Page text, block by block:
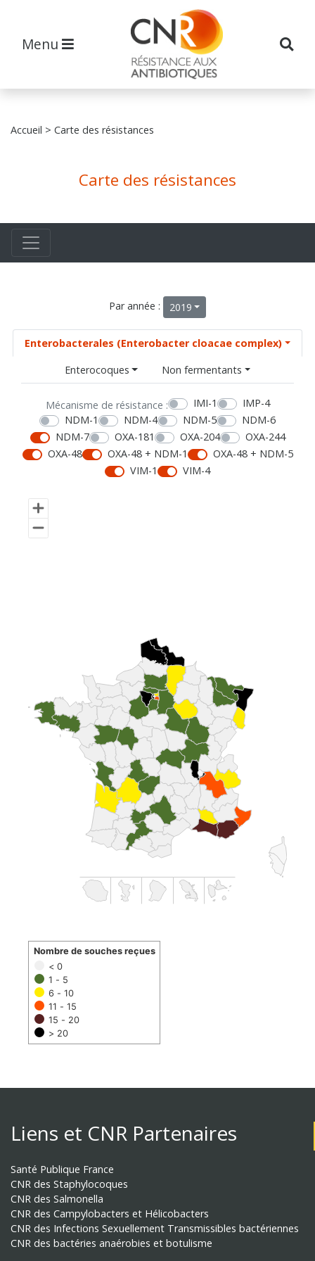
Menu
Accueil > Carte des résistances
Carte des résistances
Par année : 2019
Enterobacterales (Enterobacter cloacae complex)
Enterocoques
Non fermentants
Mécanisme de résistance : IMI-1
IMP-4
NDM-1
NDM-4 NDM-5
NDM-6
NDM-7
OXA-181 OXA-204
OXA-244
OXA-48
OXA-48 + NDM-1
OXA-48 + NDM-5
VIM-1
VIM-4
< 0
1 - 5
6 - 10
11 - 15
15 - 20
> 20
Nombre de souches reçues
Liens et CNR Partenaires
Santé Publique France
CNR des Staphylocoques
CNR des Salmonella
CNR des Campylobacters et Hélicobacters
CNR des Infections Sexuellement Transmissibles bactériennes
CNR des bactéries anaérobies et botulisme